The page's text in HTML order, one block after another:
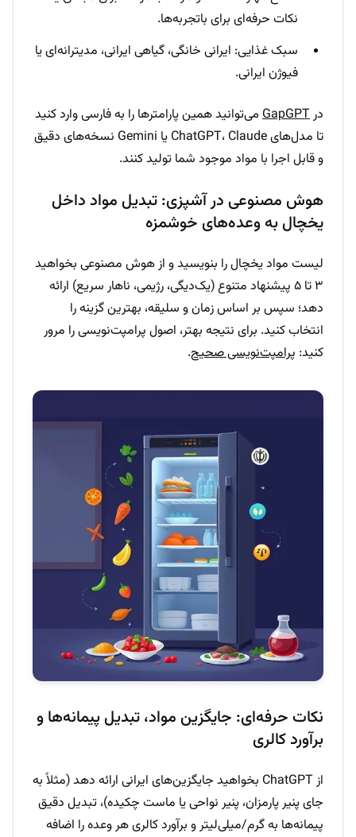
نکات حرفه‌ای برای باتجربه‌ها.
سبک غذایی: ایرانی خانگی، گیاهی ایرانی، مدیترانه‌ای یا
فیوژن ایرانی.
درGapGPT می‌توانید همین پارامترها را به فارسی وارد کنید
تا مدل‌های ChatGPT، Claude یا Gemini نسخه‌های دقیق
و قابل اجرا با مواد موجود شما تولید کنند.
هوش مصنوعی در آشپزی: تبدیل مواد داخل
یخچال به وعده‌های خوشمزه
لیست مواد یخچال را بنویسید و از هوش مصنوعی بخواهید
۳ تا ۵ پیشنهاد متنوع (یک‌دیگی، رژیمی، ناهار سریع) ارائه
دهد؛ سپس بر اساس زمان و سلیقه، بهترین گزینه را
انتخاب کنید. برای نتیجه بهتر، اصول پرامپت‌نویسی را مرور
کنید: پرامپت‌نویسی صحیح.
نکات حرفه‌ای: جایگزین مواد، تبدیل پیمانه‌ها و
برآورد کالری
از ChatGPT بخواهید جایگزین‌های ایرانی ارائه دهد (مثلاً به
جای پنیر پارمزان، پنیر نواحی یا ماست چکیده)، تبدیل دقیق
پیمانه‌ها به گرم/میلی‌لیتر و برآورد کالری هر وعده را اضافه